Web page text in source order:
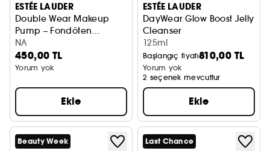
ESTÉE LAUDER
Double Wear Makeup
Pump – Fondöten
Pompası
NA
450,00 TL
Yorum yok
Ekle
ESTÉE LAUDER
DayWear Glow Boost Jelly
Cleanser
Yüz Temizleme Jeli
125ml
Başlangıç fiyatı810,00 TL
Yorum yok
2 seçenek mevcuttur
Ekle
Beauty Week Last Chance